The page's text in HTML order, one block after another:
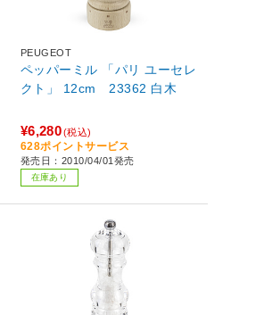
PEUGEOT
ペッパーミル 「パリ ユーセレ
クト」 12cm 23362 白木
¥6,280(税込)
628ポイントサービス
発売日：2010/04/01発売
在庫あり